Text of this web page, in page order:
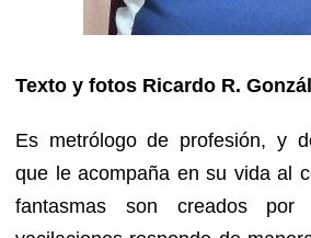
Texto y fotos Ricardo R.
Es metrólogo de profesión, y
que le acompaña en su vida al
fantasmas son creados